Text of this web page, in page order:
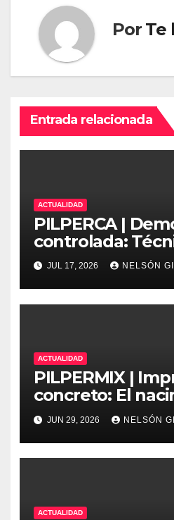
Por Te
Entrada relacionada
ACTUALIDAD
PILPERCA |
controlada:
precisión y
seguridad en la
moderna
JUL 17, 2026 NELSÓN
ACTUALIDAD
PILPERMIX |
concreto: El
una nueva era
automatizada
JUN 29, 2026 NELSÓN
ACTUALIDAD